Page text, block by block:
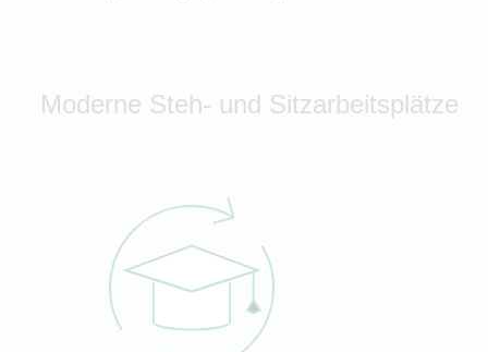
Moderne Steh- und Sitzarbeitsplätze